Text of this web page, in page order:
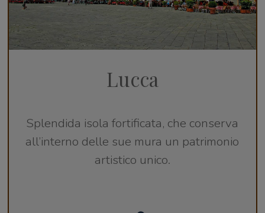
Lucca
Splendida isola fortificata, che conserva
all’interno delle sue mura un patrimonio
artistico unico.